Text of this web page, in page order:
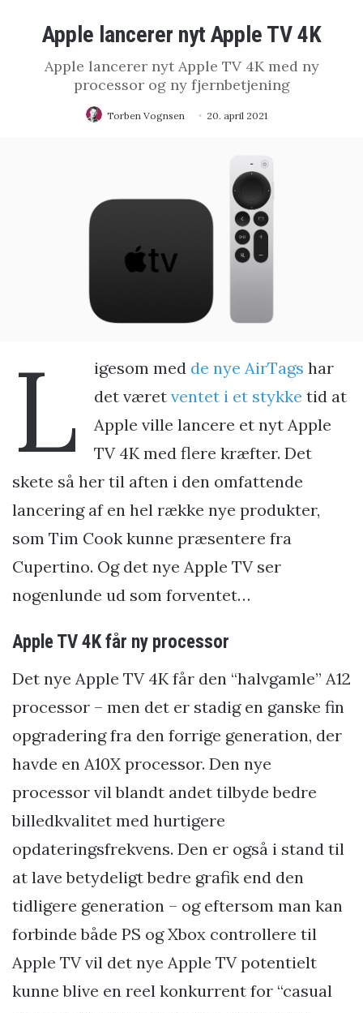
Apple lancerer nyt Apple TV 4K
Apple lancerer nyt Apple TV 4K med ny
processor og ny fjernbetjening
Torben Vognsen 20. april 2021
L igesom med de nye AirTags har
det været ventet i et stykke tid at
Apple ville lancere et nyt Apple
TV 4K med flere kræfter. Det
skete så her til aften i den omfattende
lancering af en hel række nye produkter,
som Tim Cook kunne præsentere fra
Cupertino. Og det nye Apple TV ser
nogenlunde ud som forventet…
Apple TV 4K får ny processor
Det nye Apple TV 4K får den “halvgamle” A12
processor – men det er stadig en ganske fin
opgradering fra den forrige generation, der
havde en A10X processor. Den nye
processor vil blandt andet tilbyde bedre
billedkvalitet med hurtigere
opdateringsfrekvens. Den er også i stand til
at lave betydeligt bedre grafik end den
tidligere generation – og eftersom man kan
forbinde både PS og Xbox controllere til
Apple TV vil det nye Apple TV potentielt
kunne blive en reel konkurrent for “casual